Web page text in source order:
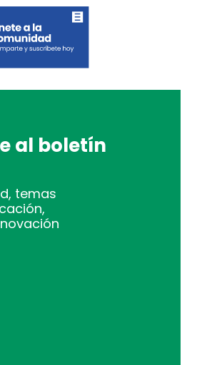
al boletín
temas